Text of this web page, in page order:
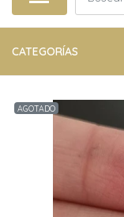
CATEGORÍAS
AGOTADO